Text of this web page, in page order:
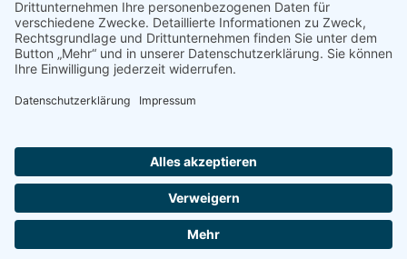
Fachplanungen und Bauleitung im Bereich Technische
Gebäudeausrüstung
und Gebäudetechnischer Brandschutz. Darüber hinaus bieten
sind Experten in der Energieberatung.
© 2025 isb | Ingenieur- und Sachverständigenbüro Ernst Selg
Impressum|Datenschutz